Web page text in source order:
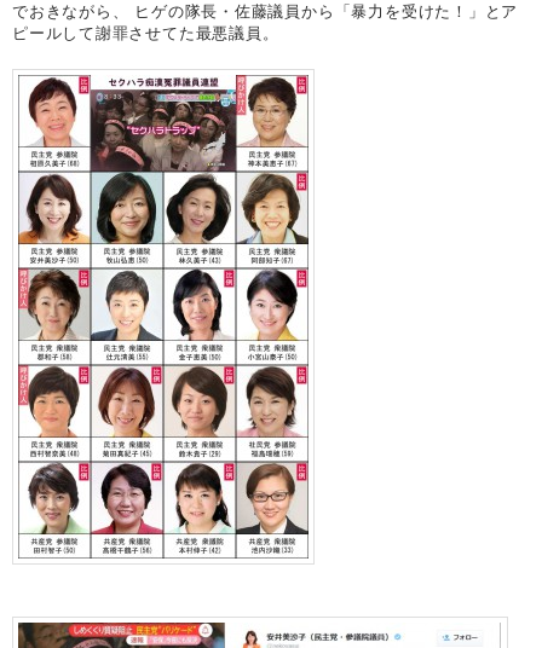
でおきながら、 ヒゲの隊長・佐藤議員から「暴力を受けた！」とア
ピールして謝罪させてた最悪議員。